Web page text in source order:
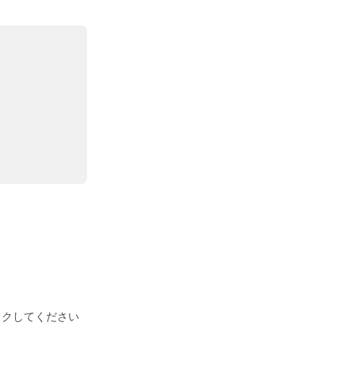
してください